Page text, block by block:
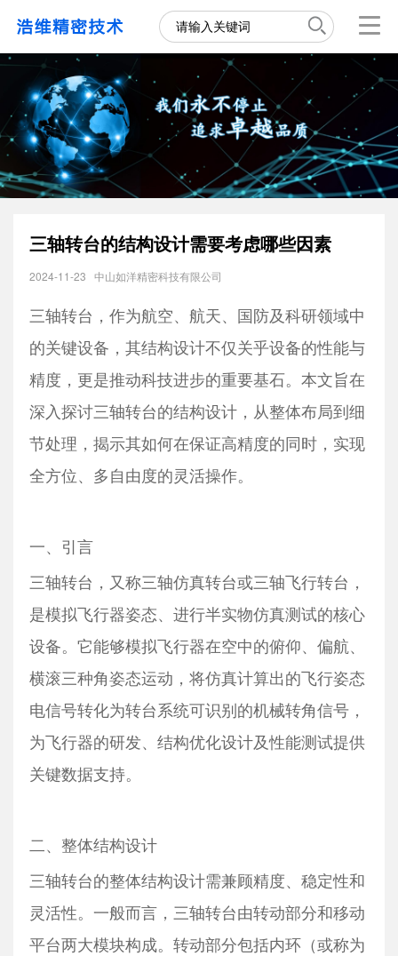
三轴转台的结构设计需要考虑哪些因素
2024-11-23 中山如洋精密科技有限公司
三轴转台，作为航空、航天、国防及科研领域中
的关键设备，其结构设计不仅关乎设备的性能与
精度，更是推动科技进步的重要基石。本文旨在
深入探讨三轴转台的结构设计，从整体布局到细
节处理，揭示其如何在保证高精度的同时，实现
全方位、多自由度的灵活操作。
一、引言
三轴转台，又称三轴仿真转台或三轴飞行转台，
是模拟飞行器姿态、进行半实物仿真测试的核心
设备。它能够模拟飞行器在空中的俯仰、偏航、
横滚三种角姿态运动，将仿真计算出的飞行姿态
电信号转化为转台系统可识别的机械转角信号，
为飞行器的研发、结构优化设计及性能测试提供
关键数据支持。
二、整体结构设计
三轴转台的整体结构设计需兼顾精度、稳定性和
灵活性。一般而言，三轴转台由转动部分和移动
平台两大模块构成。转动部分包括内环（或称为